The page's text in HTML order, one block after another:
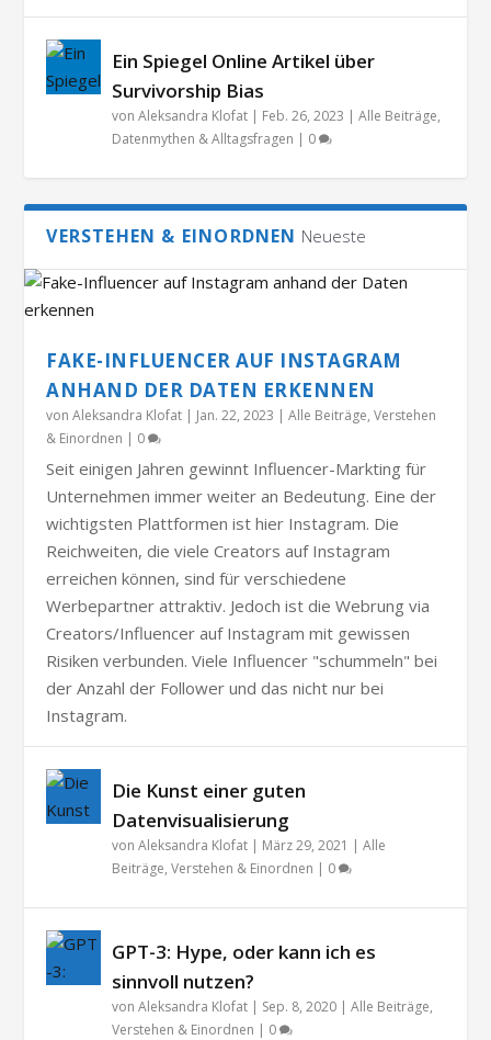
Ein Spiegel Online Artikel über
Survivorship Bias
vonAleksandra Klofat | Feb. 26, 2023 |Alle Beiträge,
Datenmythen & Alltagsfragen | 0
VERSTEHEN & EINORDNEN Neueste
FAKE-INFLUENCER AUF INSTAGRAM
ANHAND DER DATEN ERKENNEN
vonAleksandra Klofat | Jan. 22, 2023 |Alle Beiträge,Verstehen
& Einordnen | 0
Seit einigen Jahren gewinnt Influencer-Markting für
Unternehmen immer weiter an Bedeutung. Eine der
wichtigsten Plattformen ist hier Instagram. Die
Reichweiten, die viele Creators auf Instagram
erreichen können, sind für verschiedene
Werbepartner attraktiv. Jedoch ist die Webrung via
Creators/Influencer auf Instagram mit gewissen
Risiken verbunden. Viele Influencer "schummeln" bei
der Anzahl der Follower und das nicht nur bei
Instagram.
Die Kunst einer guten
Datenvisualisierung
vonAleksandra Klofat | März 29, 2021 |Alle
Beiträge,Verstehen & Einordnen | 0
GPT-3: Hype, oder kann ich es
sinnvoll nutzen?
vonAleksandra Klofat | Sep. 8, 2020 |Alle Beiträge,
Verstehen & Einordnen | 0